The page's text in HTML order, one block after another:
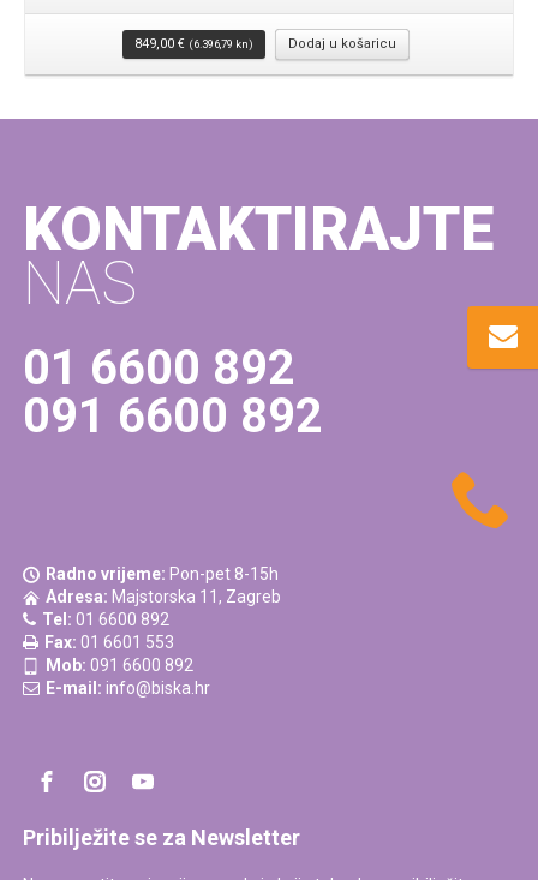
849,00 € (6.396,79 kn) Dodaj u košaricu
KONTAKTIRAJTE
NAS
01 6600 892
091 6600 892
Radno vrijeme: Pon-pet 8-15h
Adresa: Majstorska 11, Zagreb
Tel: 01 6600 892
Fax: 01 6601 553
Mob: 091 6600 892
E-mail: info@biska.hr
Pribilježite se za Newsletter